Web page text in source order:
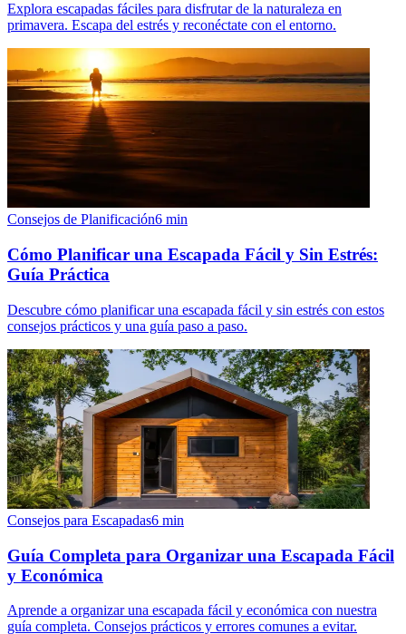
Explora escapadas fáciles para disfrutar de la naturaleza en
primavera. Escapa del estrés y reconéctate con el entorno.
Consejos de Planificación6 min
Cómo Planificar una Escapada Fácil y Sin Estrés:
Guía Práctica
Descubre cómo planificar una escapada fácil y sin estrés con estos
consejos prácticos y una guía paso a paso.
Consejos para Escapadas6 min
Guía Completa para Organizar una Escapada Fácil
y Económica
Aprende a organizar una escapada fácil y económica con nuestra
guía completa. Consejos prácticos y errores comunes a evitar.